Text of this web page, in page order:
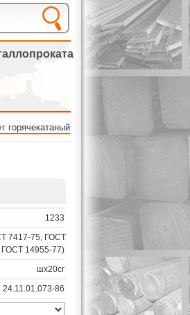
горячекатаный
1233
7417-75, ГОСТ
ГОСТ 14955-77)
шх20сг
24.11.01.073-86